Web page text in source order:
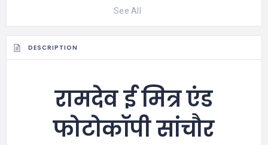
See All
DESCRIPTION
रामदेव ई मित्र एंड
फोटोकॉपी सांचौर